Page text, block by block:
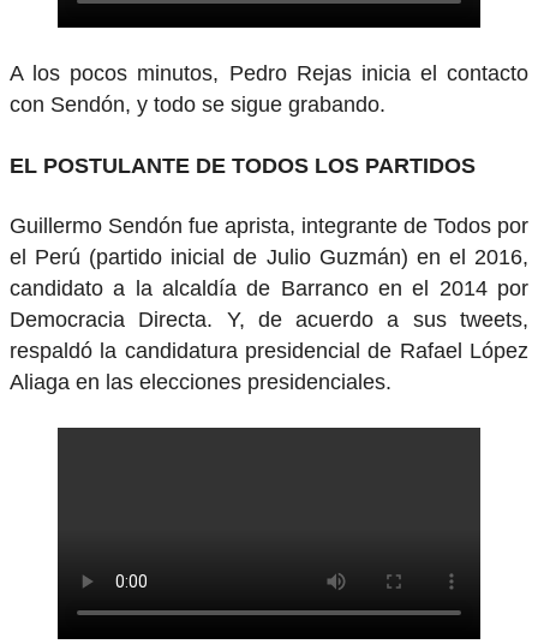
A los pocos minutos, Pedro Rejas inicia el contacto
con Sendón, y todo se sigue grabando.
EL POSTULANTE DE TODOS LOS PARTIDOS
Guillermo Sendón fue aprista, integrante de Todos por
el Perú (partido inicial de Julio Guzmán) en el 2016,
candidato a la alcaldía de Barranco en el 2014 por
Democracia Directa. Y, de acuerdo a sus tweets,
respaldó la candidatura presidencial de Rafael López
Aliaga en las elecciones presidenciales.